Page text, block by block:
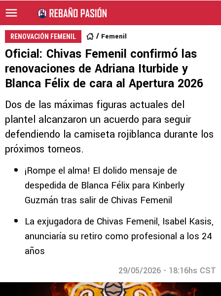
RENOVACIÓN FEMENIL Femenil
Oficial: Chivas Femenil confirmó las
renovaciones de Adriana Iturbide y
Blanca Félix de cara al Apertura 2026
Dos de las máximas figuras actuales del
plantel alcanzaron un acuerdo para seguir
defendiendo la camiseta rojiblanca durante los
próximos torneos.
¡Rompe el alma! El dolido mensaje de
despedida de Blanca Félix para Kinberly
Guzmán tras salir de Chivas Femenil
La exjugadora de Chivas Femenil, Isabel Kasis,
anunciaría su retiro como profesional a los 24
años
29/05/2026 - 18:16hs CST